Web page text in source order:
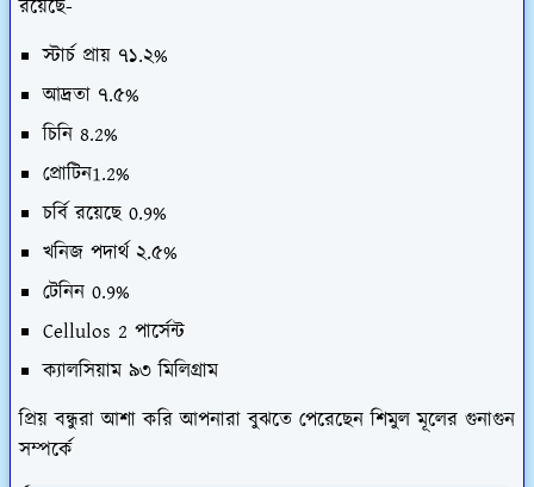
রয়েছে-
স্টার্চ প্রায় ৭১.২%
আদ্রতা ৭.৫%
চিনি 8.2%
প্রোটিন1.2%
চর্বি রয়েছে 0.9%
খনিজ পদার্থ ২.৫%
টেনিন 0.9%
Cellulos 2 পার্সেন্ট
ক্যালসিয়াম ৯৩ মিলিগ্রাম
প্রিয় বন্ধুরা আশা করি আপনারা বুঝতে পেরেছেন শিমুল মূলের গুনাগুন
সম্পর্কে